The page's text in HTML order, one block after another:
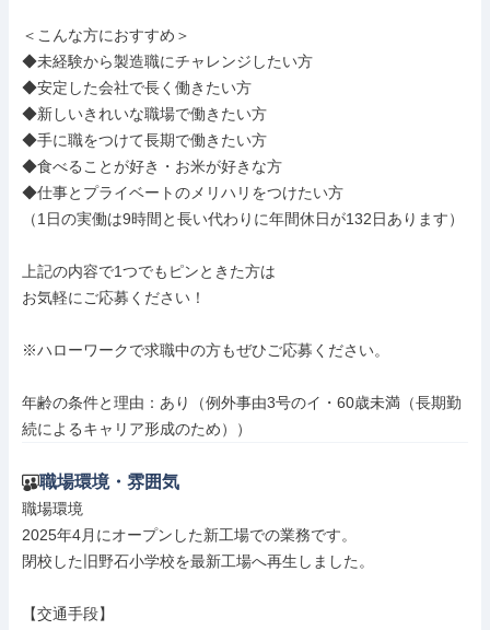
＜こんな方におすすめ＞
◆未経験から製造職にチャレンジしたい方
◆安定した会社で長く働きたい方
◆新しいきれいな職場で働きたい方
◆手に職をつけて長期で働きたい方
◆食べることが好き・お米が好きな方
◆仕事とプライベートのメリハリをつけたい方
（1日の実働は9時間と長い代わりに年間休日が132日あります）
上記の内容で1つでもピンときた方は
お気軽にご応募ください！
※ハローワークで求職中の方もぜひご応募ください。
年齢の条件と理由：あり（例外事由3号のイ・60歳未満（長期勤
続によるキャリア形成のため））
職場環境・雰囲気
職場環境
2025年4月にオープンした新工場での業務です。
閉校した旧野石小学校を最新工場へ再生しました。
【交通手段】